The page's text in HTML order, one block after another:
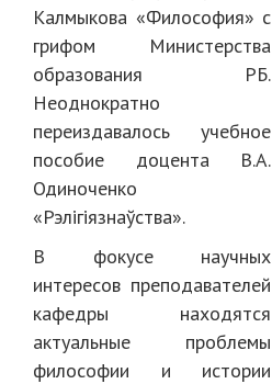
Калмыкова «Философия» с
грифом Министерства
образования РБ.
Неоднократно
переиздавалось учебное
пособие доцента В.А.
Одиноченко
«Рэлігіязнаўства».
В фокусе научных
интересов преподавателей
кафедры находятся
актуальные проблемы
философии и истории